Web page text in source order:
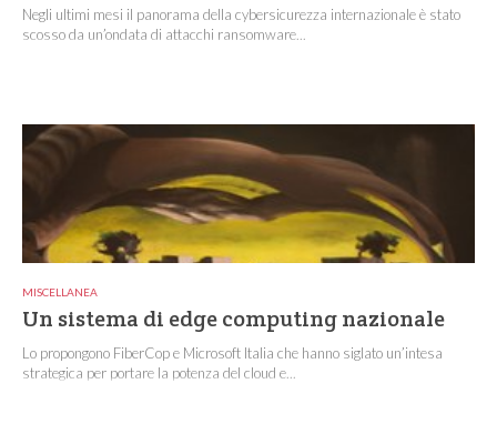
Negli ultimi mesi il panorama della cybersicurezza internazionale è stato
scosso da un’ondata di attacchi ransomware...
MISCELLANEA
Un sistema di edge computing nazionale
Lo propongono FiberCop e Microsoft Italia che hanno siglato un’intesa
strategica per portare la potenza del cloud e...